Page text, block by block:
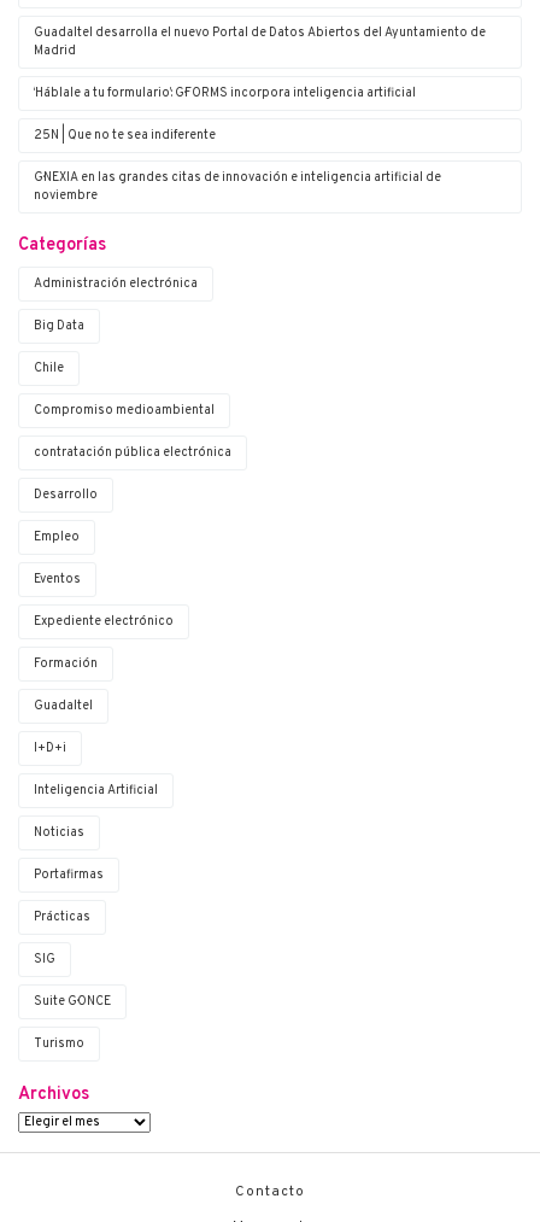
Guadaltel desarrolla el nuevo Portal de Datos Abiertos del Ayuntamiento de
Madrid
‘Háblale a tu formulario’: G·FORMS incorpora inteligencia artificial
25N | Que no te sea indiferente
G·NEXIA en las grandes citas de innovación e inteligencia artificial de
noviembre
Categorías
Administración electrónica
Big Data
Chile
Compromiso medioambiental
contratación pública electrónica
Desarrollo
Empleo
Eventos
Expediente electrónico
Formación
Guadaltel
I+D+i
Inteligencia Artificial
Noticias
Portafirmas
Prácticas
SIG
Suite G·ONCE
Turismo
Archivos
Contacto